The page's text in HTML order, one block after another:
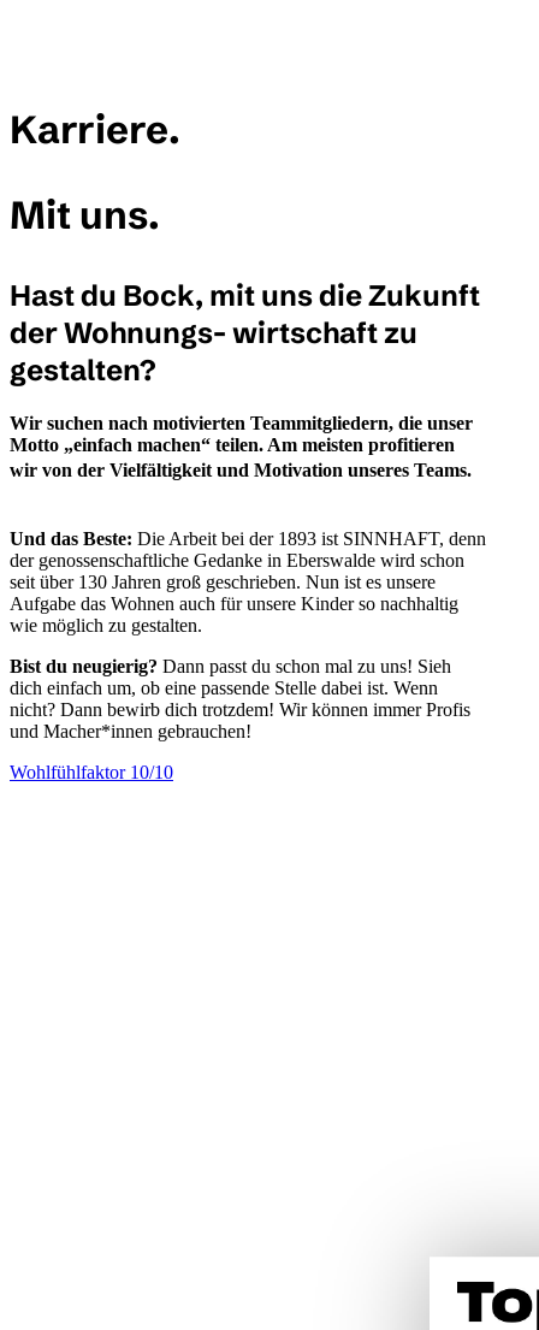
Karriere.
Mit uns.
Hast du Bock, mit uns die Zukunft
der Wohnungs- wirtschaft zu
gestalten?
Wir suchen nach motivierten Teammitgliedern, die unser
Motto „einfach machen“ teilen. Am meisten profitieren
wir von der Vielfältigkeit und Motivation unseres Teams.
Und das Beste: Die Arbeit bei der 1893 ist SINNHAFT, denn
der genossenschaftliche Gedanke in Eberswalde wird schon
seit über 130 Jahren groß geschrieben. Nun ist es unsere
Aufgabe das Wohnen auch für unsere Kinder so nachhaltig
wie möglich zu gestalten.
Bist du neugierig? Dann passt du schon mal zu uns! Sieh
dich einfach um, ob eine passende Stelle dabei ist. Wenn
nicht? Dann bewirb dich trotzdem! Wir können immer Profis
und Macher*innen gebrauchen!
Wohlfühlfaktor 10/10